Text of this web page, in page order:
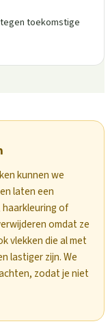
toekomstige
kunnen we
laten een
haarkleuring of
omdat ze
vlekken die al met
lastiger zijn. We
zodat je niet